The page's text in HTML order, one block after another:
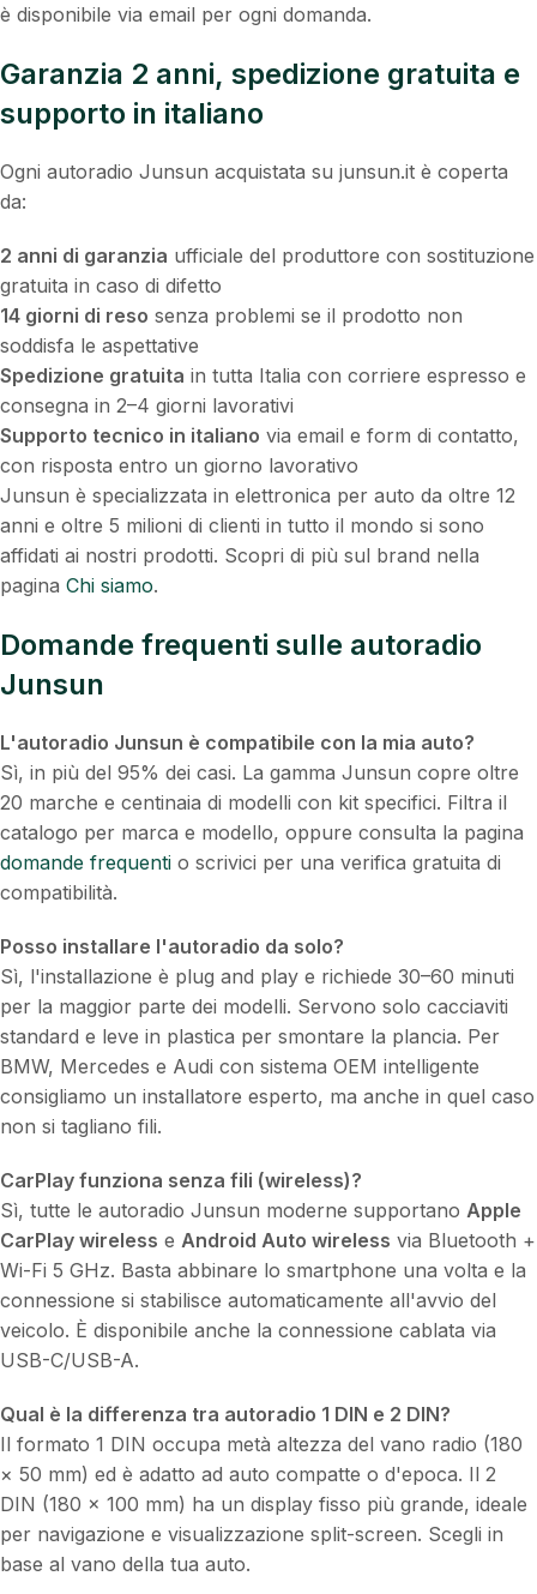
è disponibile via email per ogni domanda.
Garanzia 2 anni, spedizione gratuita e
supporto in italiano
Ogni autoradio Junsun acquistata su junsun.it è coperta
da:
2 anni di garanzia ufficiale del produttore con sostituzione
gratuita in caso di difetto
14 giorni di reso senza problemi se il prodotto non
soddisfa le aspettative
Spedizione gratuita in tutta Italia con corriere espresso e
consegna in 2–4 giorni lavorativi
Supporto tecnico in italiano via email e form di contatto,
con risposta entro un giorno lavorativo
Junsun è specializzata in elettronica per auto da oltre 12
anni e oltre 5 milioni di clienti in tutto il mondo si sono
affidati ai nostri prodotti. Scopri di più sul brand nella
pagina Chi siamo.
Domande frequenti sulle autoradio
Junsun
L'autoradio Junsun è compatibile con la mia auto?
Sì, in più del 95% dei casi. La gamma Junsun copre oltre
20 marche e centinaia di modelli con kit specifici. Filtra il
catalogo per marca e modello, oppure consulta la pagina
domande frequenti o scrivici per una verifica gratuita di
compatibilità.
Posso installare l'autoradio da solo?
Sì, l'installazione è plug and play e richiede 30–60 minuti
per la maggior parte dei modelli. Servono solo cacciaviti
standard e leve in plastica per smontare la plancia. Per
BMW, Mercedes e Audi con sistema OEM intelligente
consigliamo un installatore esperto, ma anche in quel caso
non si tagliano fili.
CarPlay funziona senza fili (wireless)?
Sì, tutte le autoradio Junsun moderne supportano Apple
CarPlay wireless e Android Auto wireless via Bluetooth +
Wi-Fi 5 GHz. Basta abbinare lo smartphone una volta e la
connessione si stabilisce automaticamente all'avvio del
veicolo. È disponibile anche la connessione cablata via
USB-C/USB-A.
Qual è la differenza tra autoradio 1 DIN e 2 DIN?
Il formato 1 DIN occupa metà altezza del vano radio (180
× 50 mm) ed è adatto ad auto compatte o d'epoca. Il 2
DIN (180 × 100 mm) ha un display fisso più grande, ideale
per navigazione e visualizzazione split-screen. Scegli in
base al vano della tua auto.